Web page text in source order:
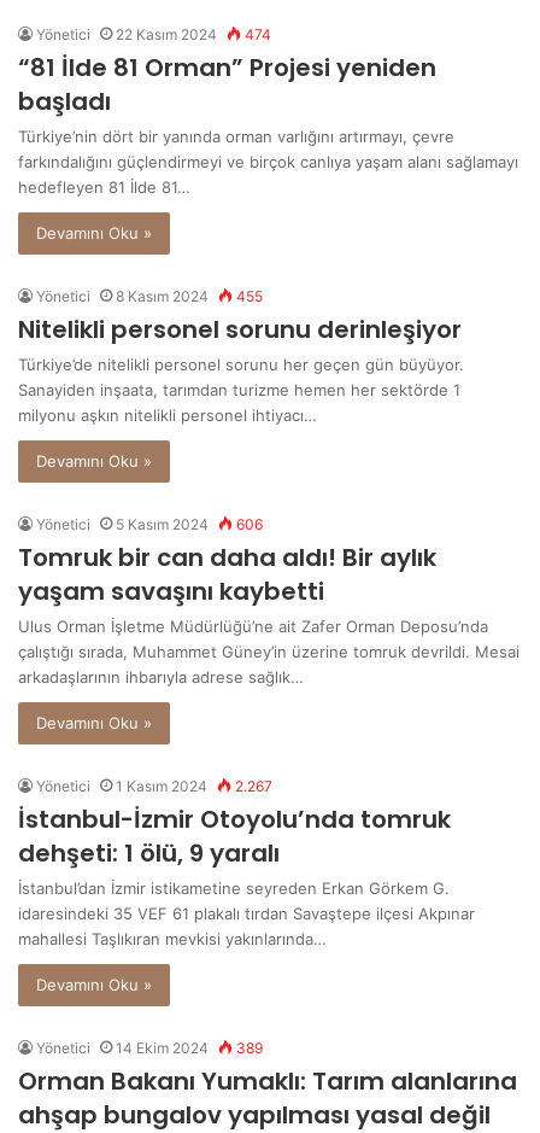
Yönetici 22 Kasım 2024 474
“81 İlde 81 Orman” Projesi yeniden
başladı
Türkiye’nin dört bir yanında orman varlığını artırmayı, çevre
farkındalığını güçlendirmeyi ve birçok canlıya yaşam alanı sağlamayı
hedefleyen 81 İlde 81…
Devamını Oku »
Yönetici 8 Kasım 2024 455
Nitelikli personel sorunu derinleşiyor
Türkiye’de nitelikli personel sorunu her geçen gün büyüyor.
Sanayiden inşaata, tarımdan turizme hemen her sektörde 1
milyonu aşkın nitelikli personel ihtiyacı…
Devamını Oku »
Yönetici 5 Kasım 2024 606
Tomruk bir can daha aldı! Bir aylık
yaşam savaşını kaybetti
Ulus Orman İşletme Müdürlüğü’ne ait Zafer Orman Deposu’nda
çalıştığı sırada, Muhammet Güney’in üzerine tomruk devrildi. Mesai
arkadaşlarının ihbarıyla adrese sağlık…
Devamını Oku »
Yönetici 1 Kasım 2024 2.267
İstanbul-İzmir Otoyolu’nda tomruk
dehşeti: 1 ölü, 9 yaralı
İstanbul’dan İzmir istikametine seyreden Erkan Görkem G.
idaresindeki 35 VEF 61 plakalı tırdan Savaştepe ilçesi Akpınar
mahallesi Taşlıkıran mevkisi yakınlarında…
Devamını Oku »
Yönetici 14 Ekim 2024 389
Orman Bakanı Yumaklı: Tarım alanlarına
ahşap bungalov yapılması yasal değil